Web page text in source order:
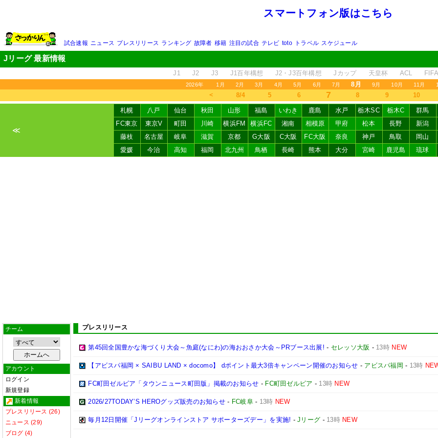
スマートフォン版はこちら
試合速報 ニュース プレスリリース ランキング 故障者 移籍 注目の試合 テレビ toto トラベル スケジュール
Jリーグ 最新情報
J1 J2 J3 J1百年構想 J2・J3百年構想 Jカップ 天皇杯 ACL
2026年 1月 2月 3月 4月 5月 6月 7月 8月 9月 10月 11月
＜ 8/4 5 6 7 8 9 10
≪
札幌 八戸 仙台 秋田 山形 福島 いわき 鹿島 水戸 栃木SC 栃木C
群馬
FC東京
東京V 町田 川崎 横浜FM 横浜FC 湘南 相模原 甲府 松本 長野
新潟
藤枝
名古屋 岐阜 滋賀 京都 G大阪 C大阪 FC大阪 奈良 神戸 鳥取
岡山
愛媛
今治 高知 福岡 北九州 鳥栖 長崎 熊本 大分 宮崎 鹿児島 琉球
チーム
アカウント
ログイン
新規登録
新着情報
プレスリリース (26)
ニュース (29)
ブログ (4)
プレスリリース
第45回全国豊かな海づくり大会～魚庭(なにわ)の海おおさか大会～PRブース出展! - セレッソ大阪 - 13時 NEW
【アビスパ福岡 × SAIBU LAND × docomo】 dポイント最大3倍キャンペーン開催のお知らせ - アビスパ福岡 - 13時
FC町田ゼルビア「タウンニュース町田版」掲載のお知らせ - FC町田ゼルビア - 13時 NEW
2026/27TODAY’S HEROグッズ販売のお知らせ - FC岐阜- 13時 NEW
毎月12日開催「Jリーグオンラインストア サポーターズデー」を実施! -Jリーグ - 13時 NEW